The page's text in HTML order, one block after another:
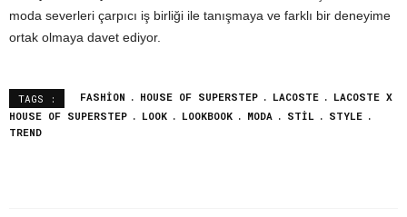
moda severleri çarpıcı iş birliği ile tanışmaya ve farklı bir deneyime
ortak olmaya davet ediyor.
TAGS : FASHION HOUSE OF SUPERSTEP LACOSTE
LACOSTE X
HOUSE OF SUPERSTEP
LOOK LOOKBOOK MODA STIL
STYLE
TREND